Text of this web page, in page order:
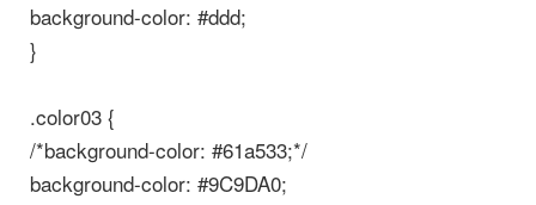
background-color: #ddd;
}
.color03 {
/*background-color: #61a533;*/
background-color: #9C9DA0;